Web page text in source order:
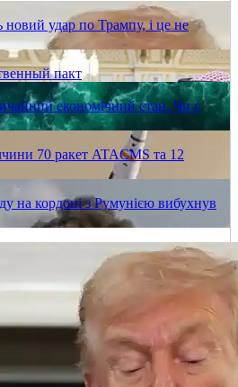
удар по Трампу, і це не
пакт
економічний стан. Чи є
70 ракет ATACMS та 12
на кордоні з Румунією вибухнув